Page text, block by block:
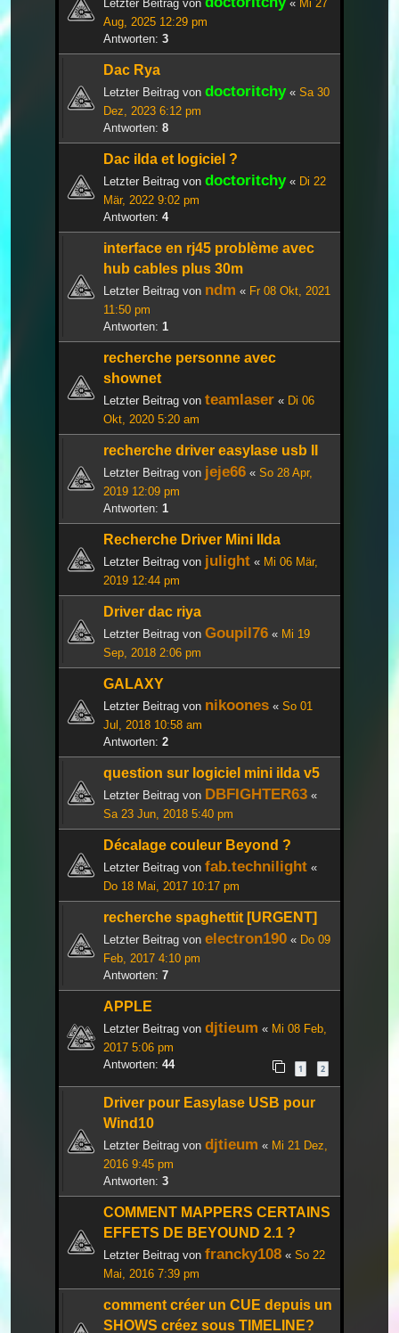
Letzter Beitrag von « Mi 27
Aug, 2025 12:29 pm
Antworten: 3
Dac Rya
Letzter Beitrag von doctoritchy« Sa 30
Dez, 2023 6:12 pm
Antworten: 8
Dac ilda et logiciel ?
Letzter Beitrag von doctoritchy« Di 22
Mär, 2022 9:02 pm
Antworten: 4
interface en rj45 problème avec
hub cables plus 30m
Letzter Beitrag von ndm « Fr 08 Okt, 2021
11:50 pm
Antworten: 1
recherche personne avec
shownet
Letzter Beitrag von teamlaser « Di 06
Okt, 2020 5:20 am
recherche driver easylase usb II
Letzter Beitrag von jeje66 « So 28 Apr,
2019 12:09 pm
Antworten: 1
Recherche Driver Mini Ilda
Letzter Beitrag von julight « Mi 06 Mär,
2019 12:44 pm
Driver dac riya
Letzter Beitrag von Goupil76 « Mi 19
Sep, 2018 2:06 pm
GALAXY
Letzter Beitrag von nikoones « So 01
Jul, 2018 10:58 am
Antworten: 2
question sur logiciel mini ilda v5
Letzter Beitrag von DBFIGHTER63 «
Sa 23 Jun, 2018 5:40 pm
Décalage couleur Beyond ?
Letzter Beitrag von fab.technilight «
Do 18 Mai, 2017 10:17 pm
recherche spaghettit [URGENT]
Letzter Beitrag von electron190 « Do 09
Feb, 2017 4:10 pm
Antworten: 7
APPLE
Letzter Beitrag von djtieum « Mi 08 Feb,
2017 5:06 pm
Antworten: 44 1 2
Driver pour Easylase USB pour
Wind10
Letzter Beitrag von djtieum « Mi 21 Dez,
2016 9:45 pm
Antworten: 3
COMMENT MAPPERS CERTAINS
EFFETS DE BEYOUND 2.1 ?
Letzter Beitrag von francky108 « So 22
Mai, 2016 7:39 pm
comment créer un CUE depuis un
SHOWS créez sous TIMELINE?